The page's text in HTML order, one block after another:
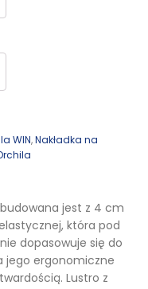
WIN,Nakładka na
jest z 4 cm
która pod
dopasowuje się do
jego ergonomiczne
Lustro z